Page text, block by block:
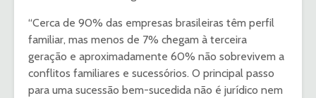
“Cerca de 90% das empresas brasileiras têm perfil
familiar, mas menos de 7% chegam à terceira
geração e aproximadamente 60% não sobrevivem a
conflitos familiares e sucessórios. O principal passo
para uma sucessão bem-sucedida não é jurídico nem